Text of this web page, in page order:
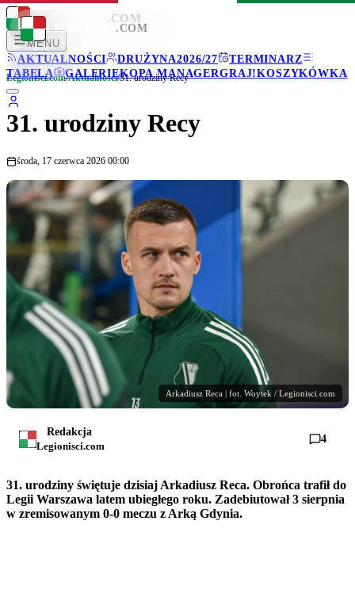
LEGIONISCI .COM
MENU
AKTUALNOŚCI
DRUŻYNA2026/27
TERMINARZ
TABELA
GALERIEKOPA MANAGERGRAJ!KOSZYKÓWKA
LEGIONISCI .COM
Legionisci.com/Aktualności/31. urodziny Recy
31. urodziny Recy
środa, 17 czerwca 2026 00:00
Arkadiusz Reca | fot. Woytek / Legionisci.com
Redakcja
Legionisci.com
4
31. urodziny świętuje dzisiaj Arkadiusz Reca. Obrońca trafił do
Legii Warszawa latem ubiegłego roku. Zadebiutował 3 sierpnia
w zremisowanym 0-0 meczu z Arką Gdynia.